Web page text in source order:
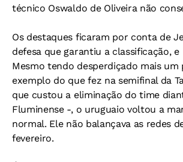
técnico Oswaldo de Oliveira não
Os destaques ficaram por conta de
defesa que garantiu a classificação, e
Mesmo tendo desperdiçado mais
exemplo do que fez na semifinal da
que custou a eliminação do time
Fluminense -, o uruguaio voltou a
normal. Ele não balançava as redes
fevereiro.